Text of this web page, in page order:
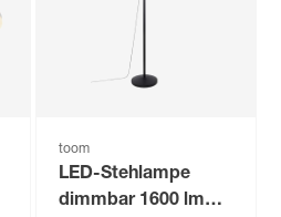
toom
LED-Stehlampe
dimmbar 1600 lm